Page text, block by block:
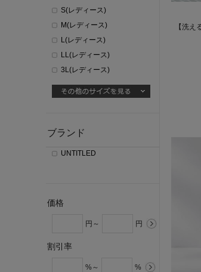
S(レディース)
M(レディース)
L(レディース)
LL(レディース)
3L(レディース)
ブランド
UNTITLED
価格
円～ 円
割引率
%～ %
【洗え